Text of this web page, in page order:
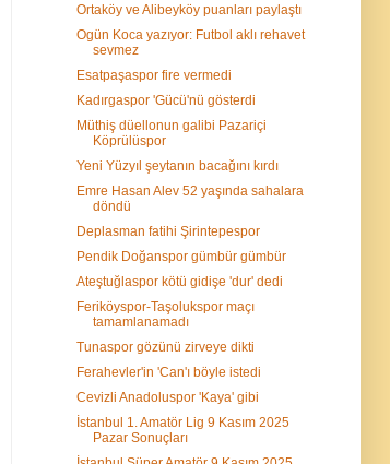
Ortaköy ve Alibeyköy puanları paylaştı
Ogün Koca yazıyor: Futbol aklı rehavet
sevmez
Esatpaşaspor fire vermedi
Kadırgaspor 'Gücü'nü gösterdi
Müthiş düellonun galibi Pazariçi
Köprülüspor
Yeni Yüzyıl şeytanın bacağını kırdı
Emre Hasan Alev 52 yaşında sahalara
döndü
Deplasman fatihi Şirintepespor
Pendik Doğanspor gümbür gümbür
Ateştuğlaspor kötü gidişe 'dur' dedi
Feriköyspor-Taşolukspor maçı
tamamlanamadı
Tunaspor gözünü zirveye dikti
Ferahevler'in 'Can'ı böyle istedi
Cevizli Anadoluspor 'Kaya' gibi
İstanbul 1. Amatör Lig 9 Kasım 2025
Pazar Sonuçları